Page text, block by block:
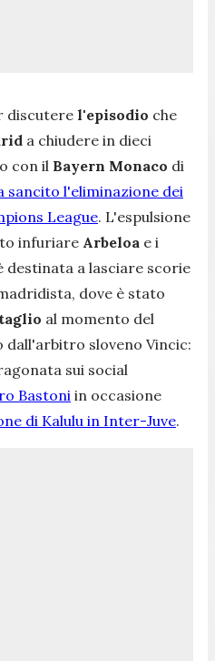
discuterel'episodio che
a chiudere in dieci
con il Bayern Monaco di
sancito l'eliminazione dei
League. L'espulsione
infuriare Arbeloa e i
destinata a lasciare scorie
dove è stato
al momento del
sloveno Vincic:
sui social
Bastoni in occasione
di Kalulu in Inter-Juve.